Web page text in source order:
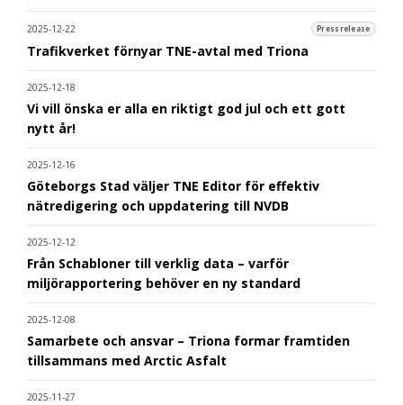
2025-12-22 Pressrelease
Trafikverket förnyar TNE-avtal med Triona
2025-12-18
Vi vill önska er alla en riktigt god jul och ett gott
nytt år!
2025-12-16
Göteborgs Stad väljer TNE Editor för effektiv
nätredigering och uppdatering till NVDB
2025-12-12
Från Schabloner till verklig data – varför
miljörapportering behöver en ny standard
2025-12-08
Samarbete och ansvar – Triona formar framtiden
tillsammans med Arctic Asfalt
2025-11-27